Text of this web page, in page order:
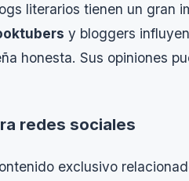
literarios tienen un gran
y bloggers
honesta. Sus opiniones
redes sociales
exclusivo